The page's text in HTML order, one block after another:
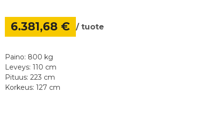
6.381,68 € / tuote
Paino: 800 kg
Leveys: 110 cm
Pituus: 223 cm
Korkeus: 127 cm